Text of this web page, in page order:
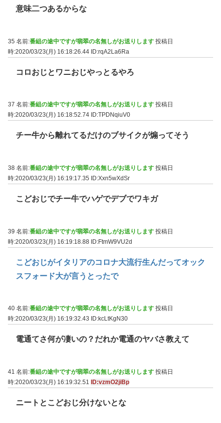
意味二つあるからな
35 名前:番組の途中ですが翡翠の名無しがお送りします 投稿日
時:2020/03/23(月) 16:18:26.44 ID:rqA2La6Ra
コロおじとワニおじやっとるやろ
37 名前:番組の途中ですが翡翠の名無しがお送りします 投稿日
時:2020/03/23(月) 16:18:52.74 ID:TPDNqiuV0
チー牛から離れてるだけのブサイクが煽ってそう
38 名前:番組の途中ですが翡翠の名無しがお送りします 投稿日
時:2020/03/23(月) 16:19:17.35
ID:Xxn5wXdSr
こどおじでチー牛でハゲでデブでワキガ
39 名前:番組の途中ですが翡翠の名無しがお送りします 投稿日
時:2020/03/23(月) 16:19:18.88 ID:FtmW9VU2d
こどおじがイタリアのコロナ大流行生んだってオック
スフォード大が言うとったで
40 名前:番組の途中ですが翡翠の名無しがお送りします 投稿日
時:2020/03/23(月) 16:19:32.43
ID:kcLtKgN30
電通てさ何が凄いの？だれか電通のヤバさ教えて
41 名前:番組の途中ですが翡翠の名無しがお送りします 投稿日
時:2020/03/23(月) 16:19:32.51 ID:vzmO2jiBp
ニートとこどおじ分けないとな